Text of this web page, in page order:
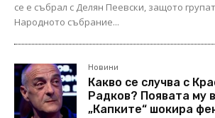
се е събрал с Делян Пеевски, защото
Народното събрание...
Новини
Какво се случва с
Радков? Появата му в
„Капките“ шокира